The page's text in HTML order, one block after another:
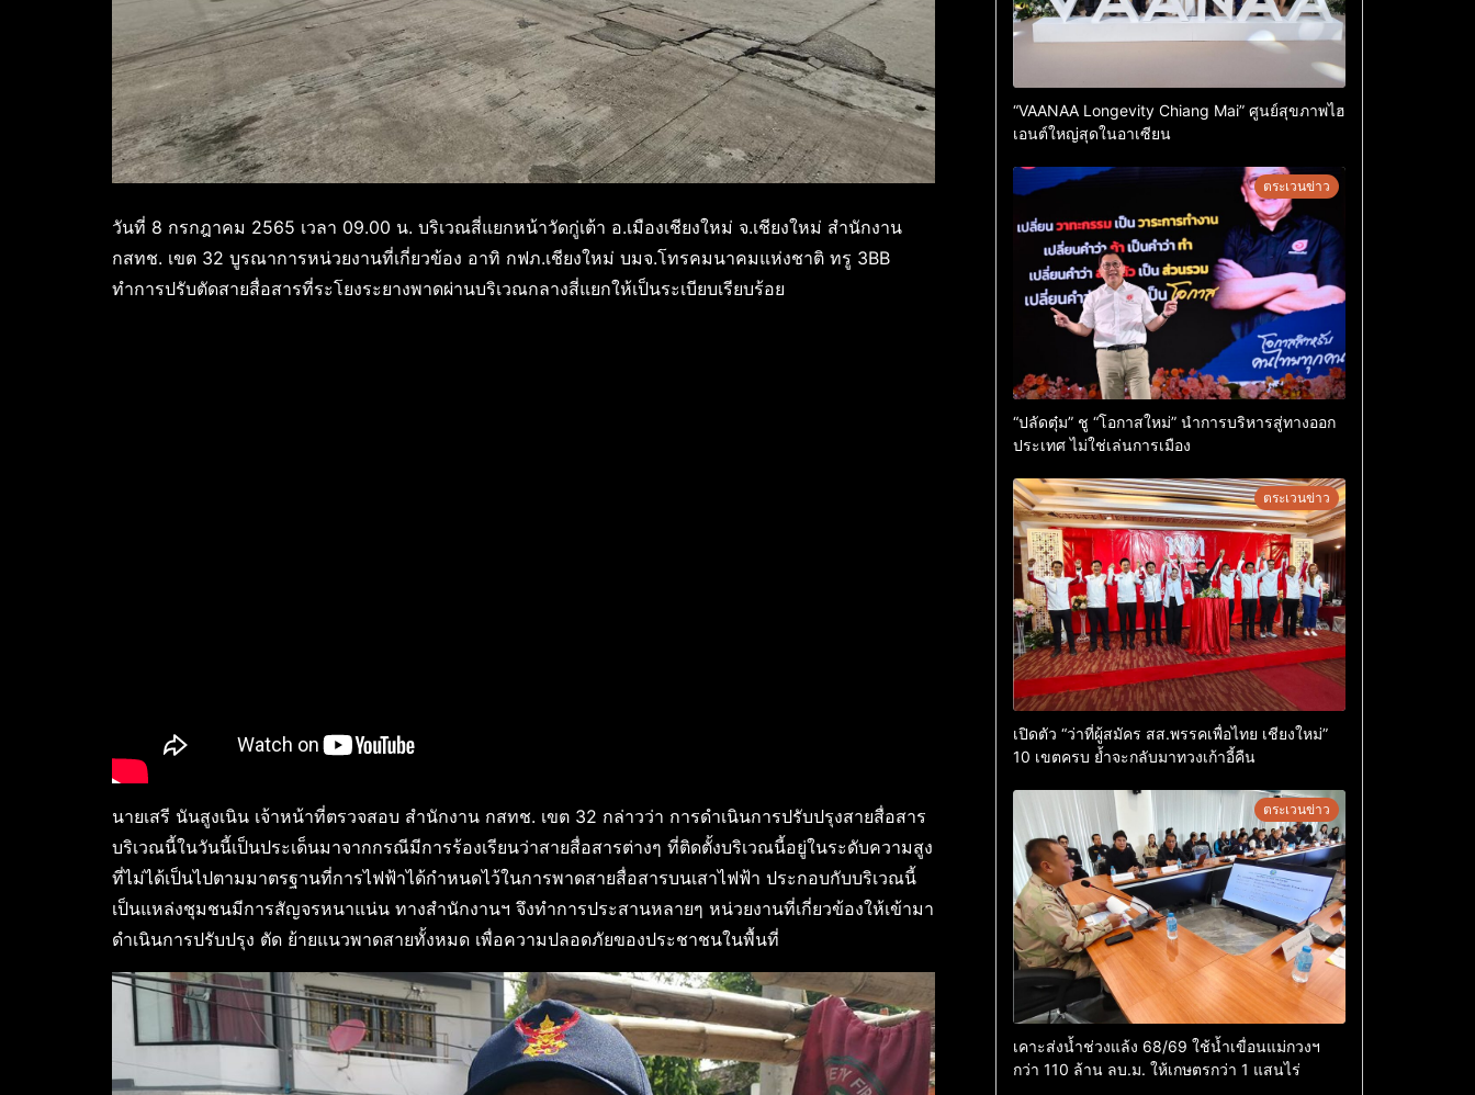
วันที่ 8 กรกฎาคม 2565 เวลา 09.00 น. บริเวณสี่แยกหน้าวัดกู่เต้า อ.เมืองเชียงใหม่ จ.เชียงใหม่ สำนักงาน
กสทช. เขต 32 บูรณาการหน่วยงานที่เกี่ยวข้อง อาทิ กฟภ.เชียงใหม่ บมจ.โทรคมนาคมแห่งชาติ ทรู 3BB
ทำการปรับตัดสายสื่อสารที่ระโยงระยางพาดผ่านบริเวณกลางสี่แยกให้เป็นระเบียบเรียบร้อย
นายเสรี นันสูงเนิน เจ้าหน้าที่ตรวจสอบ สำนักงาน กสทช. เขต 32 กล่าวว่า การดำเนินการปรับปรุงสายสื่อสาร
บริเวณนี้ในวันนี้เป็นประเด็นมาจากกรณีมีการร้องเรียนว่าสายสื่อสารต่างๆ ที่ติดตั้งบริเวณนี้อยู่ในระดับความสูง
ที่ไม่ได้เป็นไปตามมาตรฐานที่การไฟฟ้าได้กำหนดไว้ในการพาดสายสื่อสารบนเสาไฟฟ้า ประกอบกับบริเวณนี้
เป็นแหล่งชุมชนมีการสัญจรหนาแน่น ทางสำนักงานฯ จึงทำการประสานหลายๆ หน่วยงานที่เกี่ยวข้องให้เข้ามา
ดำเนินการปรับปรุง ตัด ย้ายแนวพาดสายทั้งหมด เพื่อความปลอดภัยของประชาชนในพื้นที่
“VAANAA Longevity Chiang Mai” ศูนย์สุขภาพไฮ
เอนต์ใหญ่สุดในอาเซียน
ตระเวนข่าว
“ปลัดตุ๋ม” ชู “โอกาสใหม่” นำการบริหารสู่ทางออก
ประเทศ ไม่ใช่เล่นการเมือง
ตระเวนข่าว
เปิดตัว “ว่าที่ผู้สมัคร สส.พรรคเพื่อไทย เชียงใหม่”
10 เขตครบ ย้ำจะกลับมาทวงเก้าอี้คืน
ตระเวนข่าว
เคาะส่งน้ำช่วงแล้ง 68/69 ใช้น้ำเขื่อนแม่กวงฯ
กว่า 110 ล้าน ลบ.ม. ให้เกษตรกว่า 1 แสนไร่